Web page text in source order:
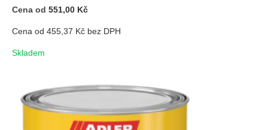
Cena od 551,00 Kč
Cena od 455,37 Kč bez DPH
Skladem